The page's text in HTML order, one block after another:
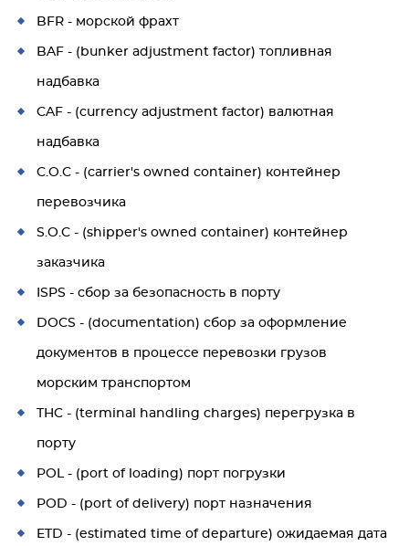
BFR - морской фрахт
BAF - (bunker adjustment factor) топливная
надбавка
CAF - (currency adjustment factor) валютная
надбавка
C.O.C - (carrier's owned container) контейнер
перевозчика
S.O.C - (shipper's owned container) контейнер
заказчика
ISPS - сбор за безопасность в порту
DOCS - (documentation) сбор за оформление
документов в процессе перевозки грузов
морским транспортом
THC - (terminal handling charges) перегрузка в
порту
POL - (port of loading) порт погрузки
POD - (port of delivery) порт назначения
ETD - (estimated time of departure) ожидаемая дата